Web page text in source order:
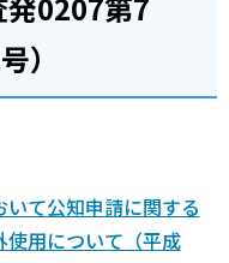
）
て公知申請に関する
用について（平成